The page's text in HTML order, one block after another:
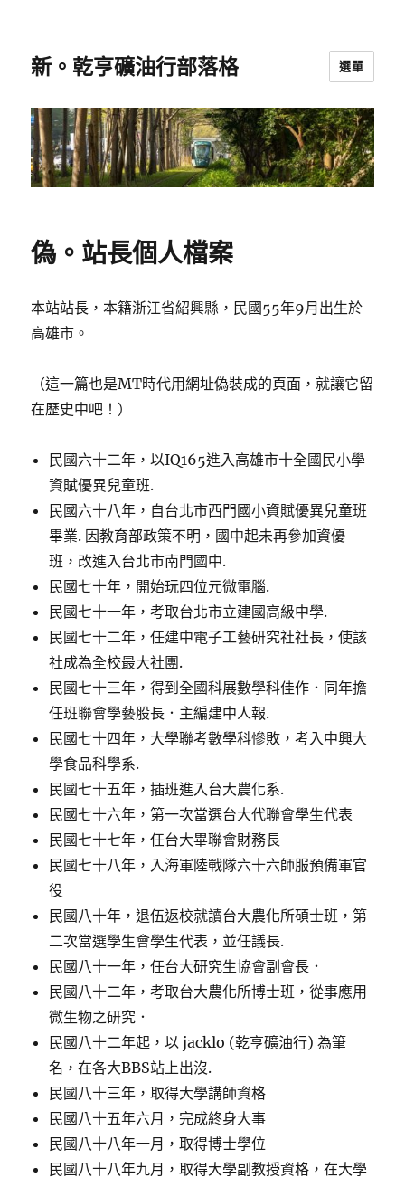
新。乾亨礦油行部落格 選單
偽。站長個人檔案
本站站長，本籍浙江省紹興縣，民國55年9月出生於
高雄市。
（這一篇也是MT時代用網址偽裝成的頁面，就讓它留
在歷史中吧！）
民國六十二年，以IQ165進入高雄市十全國民小學
資賦優異兒童班.
民國六十八年，自台北市西門國小資賦優異兒童班
畢業. 因教育部政策不明，國中起未再參加資優
班，改進入台北市南門國中.
民國七十年，開始玩四位元微電腦.
民國七十一年，考取台北市立建國高級中學.
民國七十二年，任建中電子工藝研究社社長，使該
社成為全校最大社團.
民國七十三年，得到全國科展數學科佳作．同年擔
任班聯會學藝股長．主編建中人報.
民國七十四年，大學聯考數學科慘敗，考入中興大
學食品科學系.
民國七十五年，插班進入台大農化系.
民國七十六年，第一次當選台大代聯會學生代表
民國七十七年，任台大畢聯會財務長
民國七十八年，入海軍陸戰隊六十六師服預備軍官
役
民國八十年，退伍返校就讀台大農化所碩士班，第
二次當選學生會學生代表，並任議長.
民國八十一年，任台大研究生協會副會長．
民國八十二年，考取台大農化所博士班，從事應用
微生物之研究．
民國八十二年起，以 jacklo (乾亨礦油行) 為筆
名，在各大BBS站上出沒.
民國八十三年，取得大學講師資格
民國八十五年六月，完成終身大事
民國八十八年一月，取得博士學位
民國八十八年九月，取得大學副教授資格，在大學